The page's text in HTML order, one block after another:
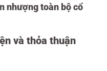
nhượng toàn bộ cổ
và thỏa thuận